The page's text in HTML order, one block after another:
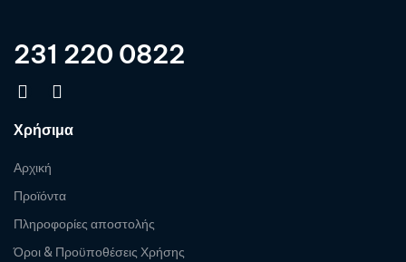
231 220 0822
Χρήσιμα
Αρχική
Προϊόντα
Πληροφορίες αποστολής
Όροι & Προϋποθέσεις Χρήσης